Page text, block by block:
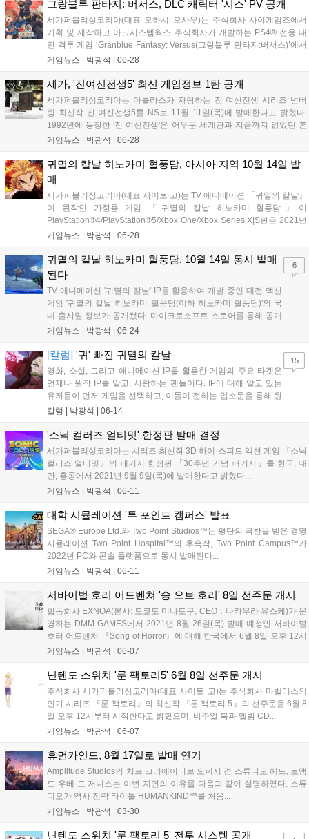
그랑블루 판타지: 버서스, DLC 캐릭터 '시스' PV 공개
세가퍼블리싱코리아(대표 오하시 오사무)는 주식회사 사이게임즈에서
기획 및 제작하고 아크시스템웍스 주식회사가 개발하는 PS4® 전용 대
전 격투 게임 ‘Granblue Fantasy: Versus(그랑블루 판타지:버서스)’에서
7월 13일(화)에 출시 예정인 DLC 캐릭터 &#39;시스&#39;가 등장하는
게임뉴스 | 박광석 06-28
세가, '진여신전생5' 최신 게임정보 1탄 공개
세가퍼블리싱코리아는 아틀라스가 자랑하는 진 여신전생 시리즈 넘버
링 최신작 진 여신전생5를 NS로 11월 11일(목)에 발매한다고 밝혔다.
1992년에 등장한 '진 여신전생'은 어두운 세계관과 지금까지 없었던 혼
란한 시나리오, 악마와 신들을 동료로 만들어 싸우는 오리지널리티 넘치
시리...
게임뉴스 | 박광석 06-28
귀멸의 칼날 히노카미 혈풍담, 아시아 지역 10월 14일 발
매
세가퍼블리싱코리아(대표 사이토 고)는 TV 애니메이션 「귀멸의 칼날」
이 원작인 가정용 게임 『귀멸의 칼날 히노카미 혈풍담』이
PlayStation®4/PlayStation®5/Xbox One/Xbox Series X|S판은 2021년
10월 14일, Steam판은 2021년 10월 16일에 발매한다고 밝혔다. ■PS4
게임뉴스 | 박광석 06-28
귀멸의 칼날 히노카미 혈풍담, 10월 14일 동시 발매
된다
TV 애니메이션 '귀멸의 칼날' IP를 활용하여 개발 중인 대전 액션
게임 '귀멸의 칼날 히노카미 혈풍담(이하 히노카미 혈풍담)'의 국
내 출시일 정보가 공개됐다. 마이크로소프트 스토어를 통해 공개
된 국내 출시일은 앞서 일본 지역 출시일로 소개되었던...
게임뉴스 | 박광석 06-24
6
[칼럼] '귀' 빠진 귀멸의 칼날
영화, 소설, 그리고 애니메이션 IP를 활용한 게임의 주요 타겟은
언제나 원작 IP를 알고, 사랑하는 팬들이다. IP에 대해 알고 있는
유저들이 먼저 게임을 선택하고, 이들이 전하는 입소문을 통해 원
작 IP를 모르던 사람들까지 게임을 접하게 되는 것...
칼럼 | 박광석 06-14
15
'소닉 컬러즈 얼티밋' 한정판 발매 결정
세가퍼블리싱코리아는 시리즈 최신작 3D 하이 스피드 액션 게임 『소닉
컬러즈 얼티밋』의 패키지 한정판 「30주년 기념 패키지」를 한국, 대
만, 홍콩에서 2021년 9월 9일(목)에 발매한다고 밝혔다....
게임뉴스 | 박광석 06-11
대학 시뮬레이션 '투 포인트 캠퍼스' 발표
SEGA® Europe Ltd.와 Two Point Studios™는 평단의 극찬을 받은 경영
시뮬레이션 Two Point Hospital™의 후속작, Two Point Campus™가
2022년 PC와 콘솔 플랫폼으로 동시 발매된다...
게임뉴스 | 박광석 06-11
서바이벌 호러 어드벤쳐 '송 오브 호러' 8일 선주문 개시
합동회사 EXNOA(본사: 도쿄도 미나토구, CEO：나카무라 유스케)가 운
영하는 DMM GAMES에서 2021년 8월 26일(목) 발매 예정인 서바이벌
호러 어드벤쳐 『Song of Horror』에 대해 한국에서 6월 8일 오후 12시
부터 선주문을...
게임뉴스 | 박광석 06-07
닌텐도 스위치 '룬 팩토리5' 6월 8일 선주문 개시
주식회사 세가퍼블리싱코리아(대표 사이토 고)는 주식회사 마벨러스의
인기 시리즈 『룬 팩토리』의 최신작 『룬 팩토리 5』의 선주문을 6월 8
일 오후 12시부터 시작한다고 밝혔으며, 비주얼 북과 앨범 CD...
게임뉴스 | 박광석 06-07
휴먼카인드, 8월 17일로 발매 연기
Amplitude Studios의 치프 크리에이티브 오피서 겸 스튜디오 헤드, 로맹
드 우베 드 저니스는 이번 지연의 이유를 다음과 같이 설명하였다: 스튜
디오가 역사 전략 타이틀 HUMANKIND™를 처음...
게임뉴스 | 박광석 03-30
닌텐도 스위치 '룬 팩토리 5' 전투 시스템 공개